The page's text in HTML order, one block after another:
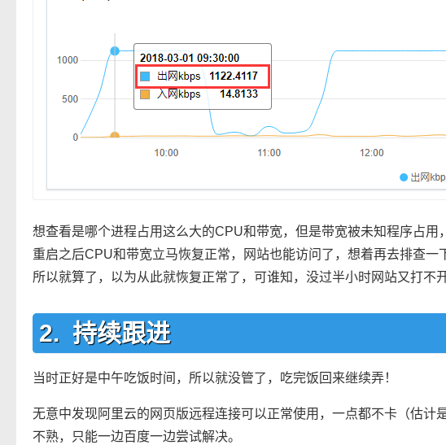
想查看是哪个进程占用这么大的CPU和带宽，但是带宽被未知程序占用，
重启之后CPU和带宽立马恢复正常，网站也能访问了，想着再去排查一
所以就算了，以为从此就恢复正常了，可谁知，没过半小时网站又打不开
持续跟进
当时正好是中午吃饭时间，所以就没管了，吃完饭回来继续弄！
无意中发现阿里云的网页版远程连接可以正常使用，一点都不卡（估
不熟，只能一边百度一边尝试解决。